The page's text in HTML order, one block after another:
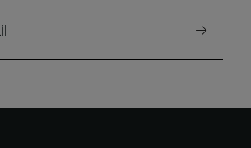
a newsletter